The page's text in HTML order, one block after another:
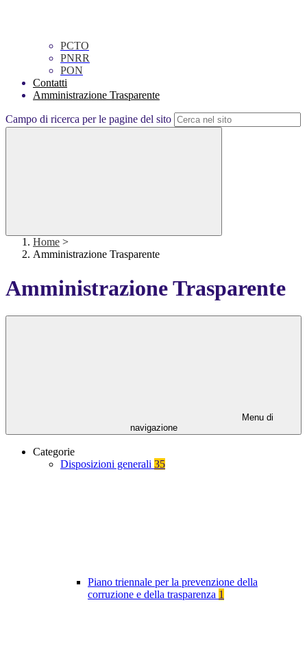
PCTO
PNRR
PON
Contatti
Amministrazione Trasparente
Campo di ricerca per le pagine del sito
Home >
Amministrazione Trasparente
Amministrazione Trasparente
Menu di
navigazione
Categorie
Disposizioni generali 35
Piano triennale per la prevenzione della
corruzione e della trasparenza 1